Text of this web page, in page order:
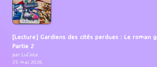
[Lecture] Gardiens des cités perdues : Le roman
Partie 2
par LuCioLe
25 mai 2026